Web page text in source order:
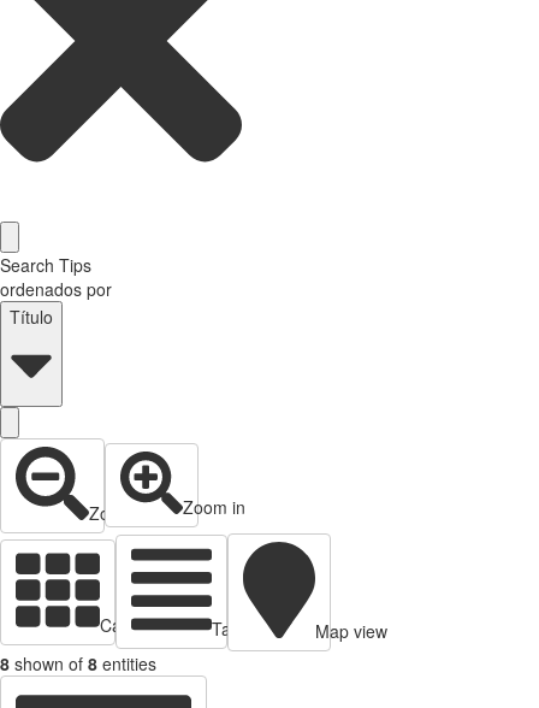
Search Tips
ordenados por
Título
Zoom out Zoom in
Cards view Table view
Map view
8 shown of 8 entities